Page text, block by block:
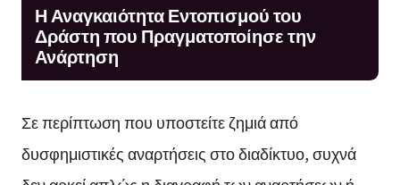
Η Αναγκαιότητα Εντοπισμού του
Δράστη που Πραγματοποίησε την
Ανάρτηση
Σε περίπτωση που υποστείτε ζημιά από
δυσφημιστικές αναρτήσεις στο διαδίκτυο, συχνά